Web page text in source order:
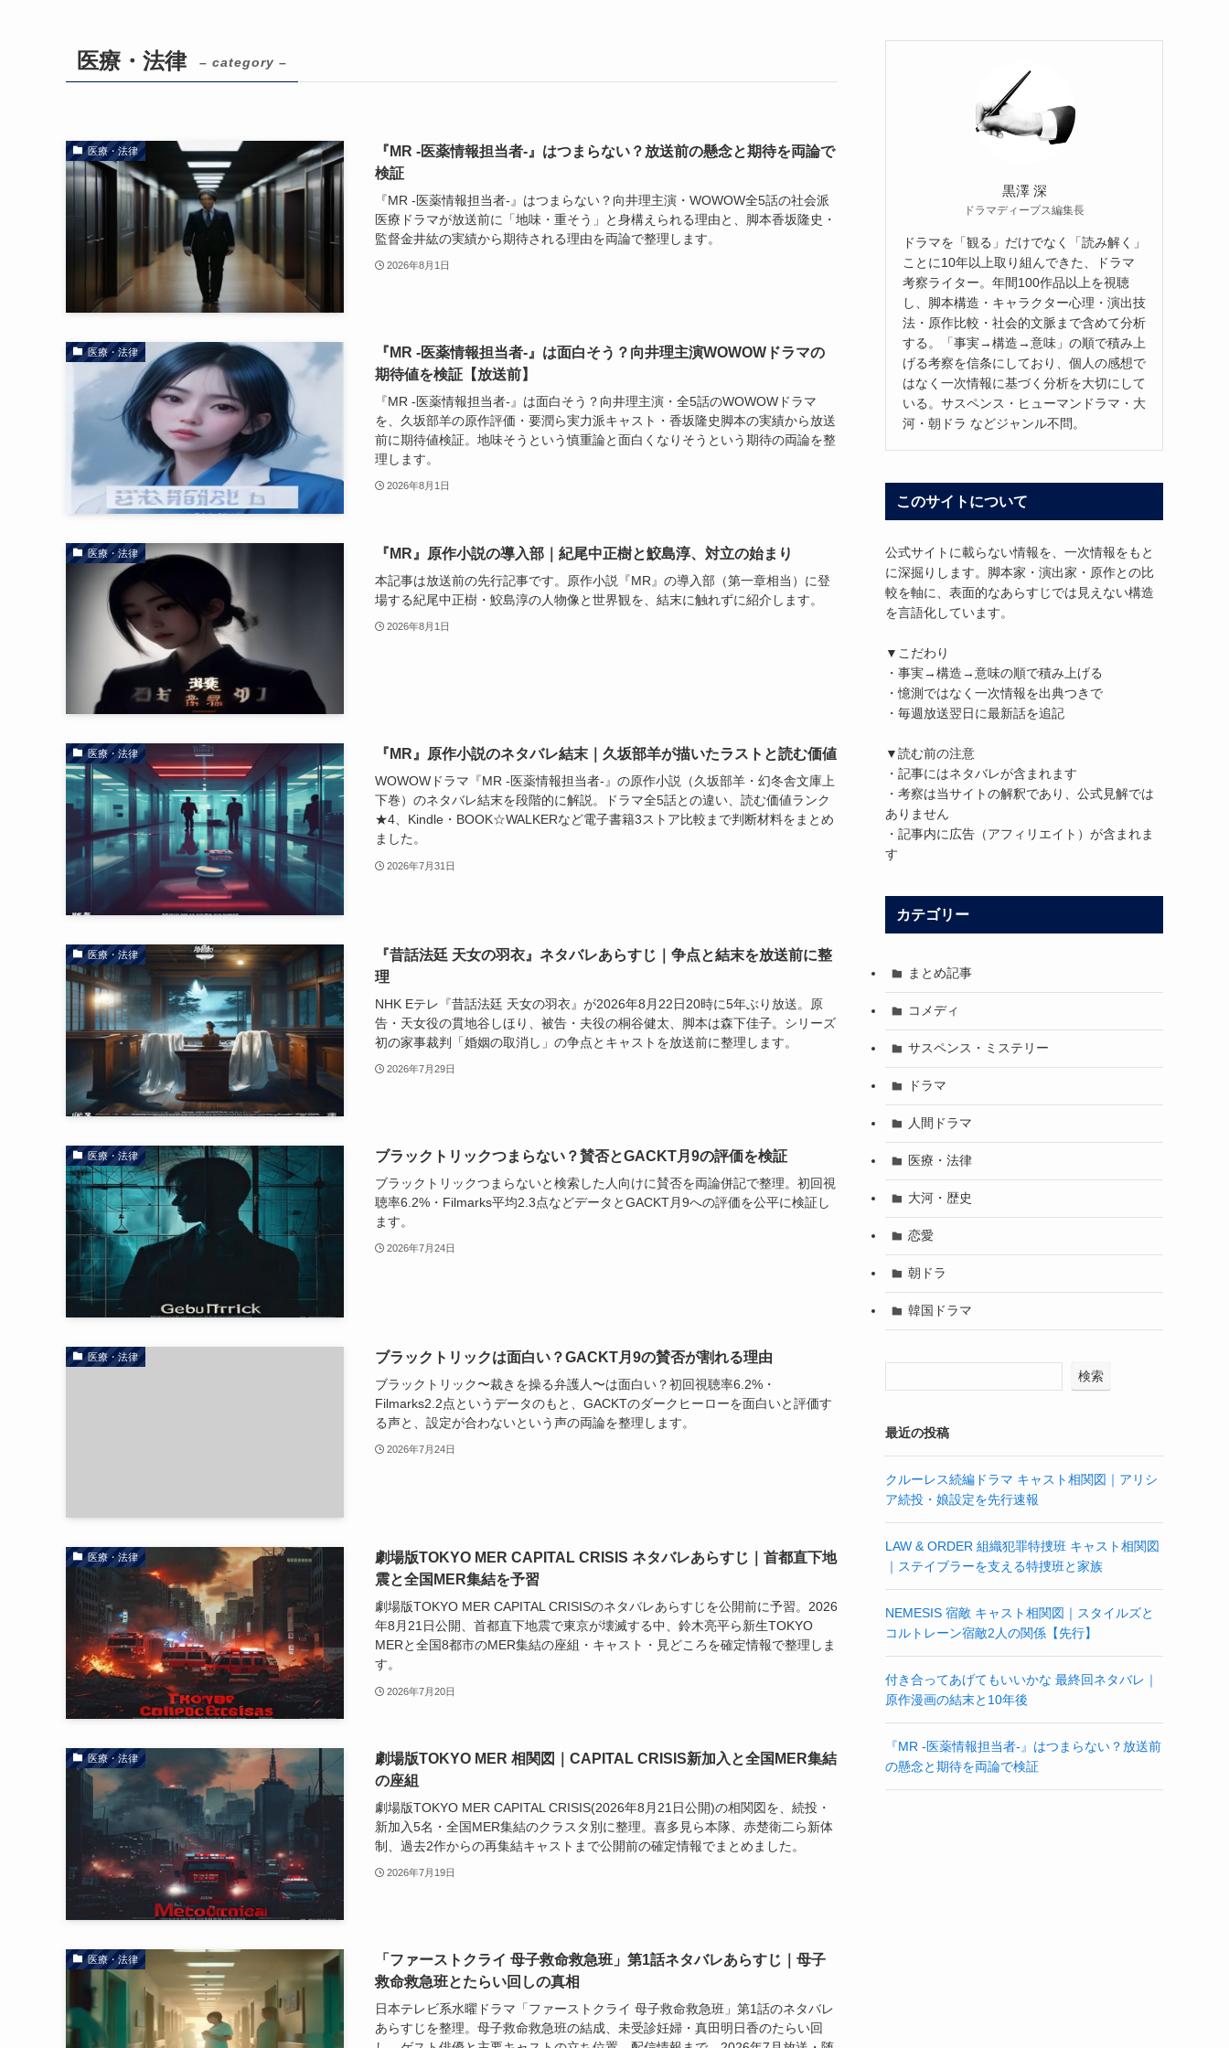
医療・法律 – category –
医療・法律
『MR -医薬情報担当者-』はつまらない？放送前の懸念と期待を両論で
検証
『MR -医薬情報担当者-』はつまらない？向井理主演・WOWOW全5話の社会派
医療ドラマが放送前に「地味・重そう」と身構えられる理由と、脚本香坂隆史・
監督金井紘の実績から期待される理由を両論で整理します。
2026年8月1日
医療・法律
『MR -医薬情報担当者-』は面白そう？向井理主演WOWOWドラマの
期待値を検証【放送前】
『MR -医薬情報担当者-』は面白そう？向井理主演・全5話のWOWOWドラマ
を、久坂部羊の原作評価・要潤ら実力派キャスト・香坂隆史脚本の実績から放送
前に期待値検証。地味そうという慎重論と面白くなりそうという期待の両論を整
理します。
2026年8月1日
医療・法律 『MR』原作小説の導入部｜紀尾中正樹と鮫島淳、対立の始まり
本記事は放送前の先行記事です。原作小説『MR』の導入部（第一章相当）に登
場する紀尾中正樹・鮫島淳の人物像と世界観を、結末に触れずに紹介します。
2026年8月1日
医療・法律 『MR』原作小説のネタバレ結末｜久坂部羊が描いたラストと読む価値
WOWOWドラマ『MR -医薬情報担当者-』の原作小説（久坂部羊・幻冬舎文庫上
下巻）のネタバレ結末を段階的に解説。ドラマ全5話との違い、読む価値ランク
★4、Kindle・BOOK☆WALKERなど電子書籍3ストア比較まで判断材料をまとめ
ました。
2026年7月31日
医療・法律
『昔話法廷 天女の羽衣』ネタバレあらすじ｜争点と結末を放送前に整
理
NHK Eテレ『昔話法廷 天女の羽衣』が2026年8月22日20時に5年ぶり放送。原
告・天女役の貫地谷しほり、被告・夫役の桐谷健太、脚本は森下佳子。シリーズ
初の家事裁判「婚姻の取消し」の争点とキャストを放送前に整理します。
2026年7月29日
医療・法律 ブラックトリックつまらない？賛否とGACKT月9の評価を検証
ブラックトリックつまらないと検索した人向けに賛否を両論併記で整理。初回視
聴率6.2%・Filmarks平均2.3点などデータとGACKT月9への評価を公平に検証し
ます。
2026年7月24日
医療・法律 ブラックトリックは面白い？GACKT月9の賛否が割れる理由
ブラックトリック〜裁きを操る弁護人〜は面白い？初回視聴率6.2%・
Filmarks2.2点というデータのもと、GACKTのダークヒーローを面白いと評価す
る声と、設定が合わないという声の両論を整理します。
2026年7月24日
医療・法律
劇場版TOKYO MER CAPITAL CRISIS ネタバレあらすじ｜首都直下地
震と全国MER集結を予習
劇場版TOKYO MER CAPITAL CRISISのネタバレあらすじを公開前に予習。2026
年8月21日公開、首都直下地震で東京が壊滅する中、鈴木亮平ら新生TOKYO
MERと全国8都市のMER集結の座組・キャスト・見どころを確定情報で整理しま
す。
2026年7月20日
医療・法律
劇場版TOKYO MER 相関図｜CAPITAL CRISIS新加入と全国MER集結
の座組
劇場版TOKYO MER CAPITAL CRISIS(2026年8月21日公開)の相関図を、続投・
新加入5名・全国MER集結のクラスタ別に整理。喜多見ら本隊、赤楚衛二ら新体
制、過去2作からの再集結キャストまで公開前の確定情報でまとめました。
2026年7月19日
医療・法律
「ファーストクライ 母子救命救急班」第1話ネタバレあらすじ｜母子
救命救急班とたらい回しの真相
日本テレビ系水曜ドラマ「ファーストクライ 母子救命救急班」第1話のネタバレ
あらすじを整理。母子救命救急班の結成、未受診妊婦・真田明日香のたらい回
黒澤 深
ドラマディープス編集長
ドラマを「観る」だけでなく「読み解く」
ことに10年以上取り組んできた、ドラマ
考察ライター。年間100作品以上を視聴
し、脚本構造・キャラクター心理・演出技
法・原作比較・社会的文脈まで含めて分析
する。「事実→構造→意味」の順で積み上
げる考察を信条にしており、個人の感想で
はなく一次情報に基づく分析を大切にして
いる。サスペンス・ヒューマンドラマ・大
河・朝ドラ などジャンル不問。
このサイトについて
公式サイトに載らない情報を、一次情報をもと
に深掘りします。脚本家・演出家・原作との比
較を軸に、表面的なあらすじでは見えない構造
を言語化しています。
▼こだわり
・事実→構造→意味の順で積み上げる
・憶測ではなく一次情報を出典つきで
・毎週放送翌日に最新話を追記
▼読む前の注意
・記事にはネタバレが含まれます
・考察は当サイトの解釈であり、公式見解では
ありません
・記事内に広告（アフィリエイト）が含まれま
す
カテゴリー
まとめ記事
コメディ
サスペンス・ミステリー
ドラマ
人間ドラマ
医療・法律
大河・歴史
恋愛
朝ドラ
韓国ドラマ
検索
最近の投稿
クルーレス続編ドラマ キャスト相関図｜アリシ
ア続投・娘設定を先行速報
LAW & ORDER 組織犯罪特捜班 キャスト相関図
｜ステイブラーを支える特捜班と家族
NEMESIS 宿敵 キャスト相関図｜スタイルズと
コルトレーン宿敵2人の関係【先行】
付き合ってあげてもいいかな 最終回ネタバレ｜
原作漫画の結末と10年後
『MR -医薬情報担当者-』はつまらない？放送前
の懸念と期待を両論で検証